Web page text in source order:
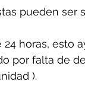
pueden ser
horas, esto
por falta de
).